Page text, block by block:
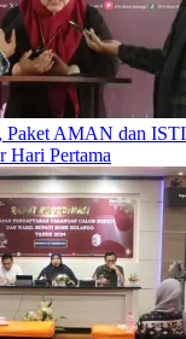
Paket AMAN dan
Hari Pertama